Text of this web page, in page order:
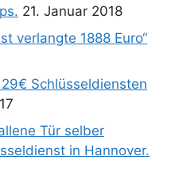
21. Januar 2018
verlangte 1888 Euro“
Schlüsseldiensten
Tür selber
in Hannover.